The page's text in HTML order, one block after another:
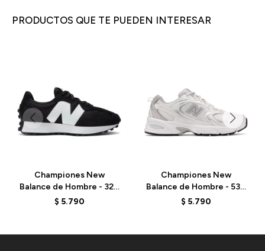
PRODUCTOS QUE TE PUEDEN INTERESAR
Championes New
Balance de Hombre - 327
- MS327CBW - BLACK
$ 5.790
Championes New
Balance de Hombre - 530
- MR530EMA - ELD
$ 5.790